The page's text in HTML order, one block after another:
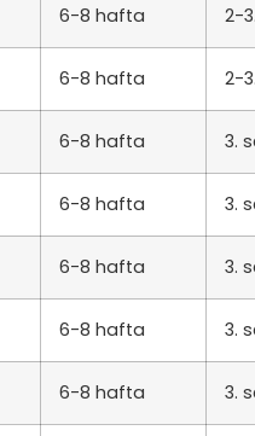
6-8 hafta 2-
6-8 hafta 2-
6-8 hafta 3.
6-8 hafta 3.
6-8 hafta 3.
6-8 hafta 3.
6-8 hafta 3.